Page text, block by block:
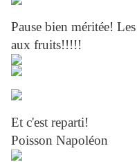
Pause bien méritée!
aux fruits!!!!!
Et c'est reparti!
Poisson Napoléon